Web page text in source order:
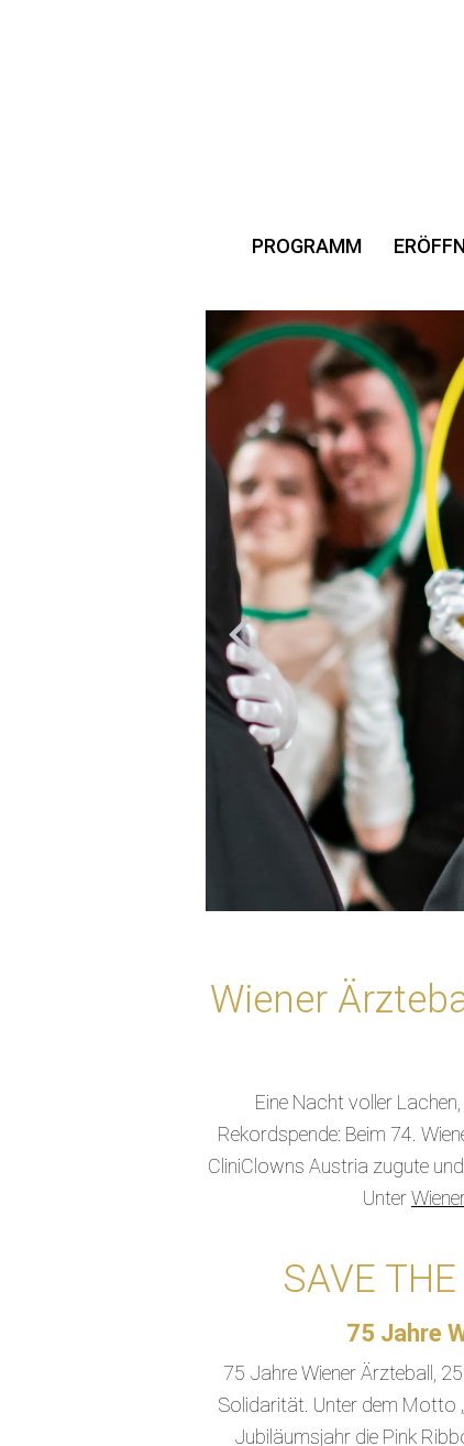
PROGRAMM
Wiener
Eine Nacht voller
Rekordspende: Beim 74.
CliniClowns Austria zugute
Unter
SAVE
75 Jahre
75 Jahre Wiener Ärzteball,
Solidarität. Unter dem Motto
Jubiläumsjahr die Pink